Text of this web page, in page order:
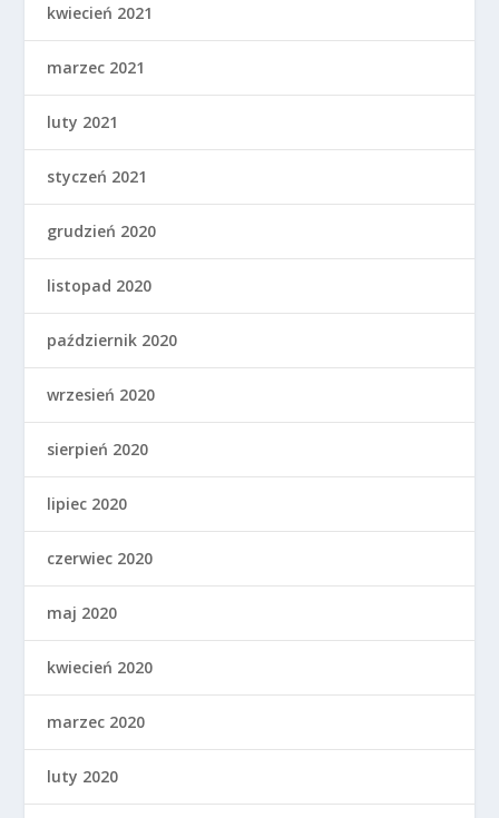
kwiecień 2021
marzec 2021
luty 2021
styczeń 2021
grudzień 2020
listopad 2020
październik 2020
wrzesień 2020
sierpień 2020
lipiec 2020
czerwiec 2020
maj 2020
kwiecień 2020
marzec 2020
luty 2020